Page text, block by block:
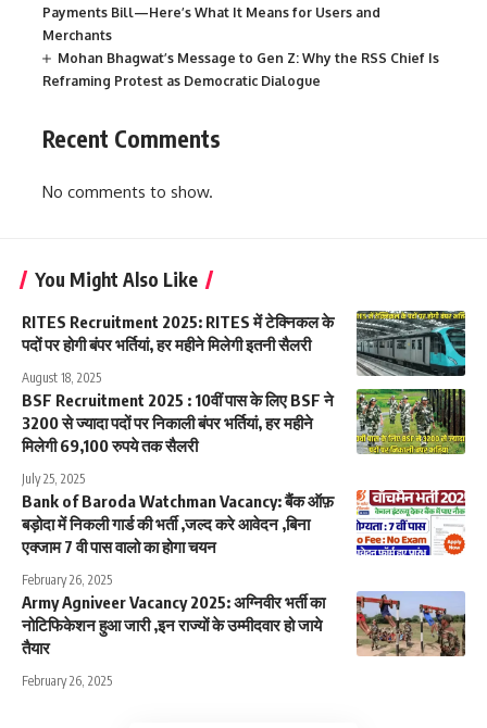
Payments Bill—Here’s What It Means for Users and
Merchants
Mohan Bhagwat’s Message to Gen Z: Why the RSS Chief Is
Reframing Protest as Democratic Dialogue
Recent Comments
No comments to show.
You Might Also Like
RITES Recruitment 2025: RITES में टेक्निकल के
पदों पर होगी बंपर भर्तियां, हर महीने मिलेगी इतनी सैलरी
August 18, 2025
BSF Recruitment 2025 : 10वीं पास के लिए BSF ने
3200 से ज्यादा पदों पर निकाली बंपर भर्तियां, हर महीने
मिलेगी 69,100 रुपये तक सैलरी
July 25, 2025
Bank of Baroda Watchman Vacancy: बैंक ऑफ़
बड़ोदा में निकली गार्ड की भर्ती ,जल्द करे आवेदन ,बिना
एक्जाम 7 वी पास वालो का होगा चयन
February 26, 2025
Army Agniveer Vacancy 2025: अग्निवीर भर्ती का
नोटिफिकेशन हुआ जारी ,इन राज्यों के उम्मीदवार हो जाये
तैयार
February 26, 2025